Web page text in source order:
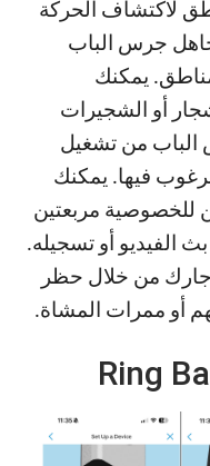
ما يصل إلى 3 مناطق لاكتشاف الحركة
جرس الباب
يمكنك
أو الشجيرات
الباب من تشغيل
فيها. يمكنك
للخصوصية مربعتين
الفيديو أو تسجيله.
من خلال حظر
أو ممرات المشاة.